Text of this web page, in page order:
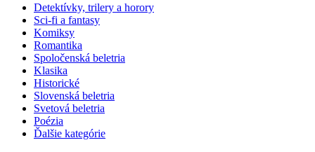
Detektívky, trilery a horory
Sci-fi a fantasy
Komiksy
Romantika
Spoločenská beletria
Klasika
Historické
Slovenská beletria
Svetová beletria
Poézia
Ďalšie kategórie